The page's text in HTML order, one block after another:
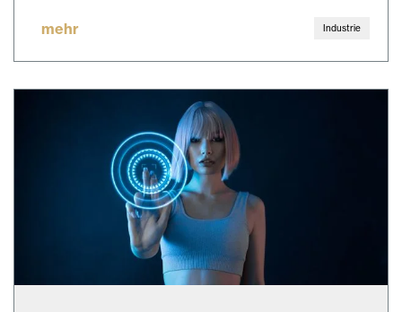
mehr Industrie